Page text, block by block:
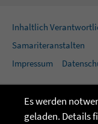
Inhaltlich
Samariteranstalten
Impressum
Es werden
geladen. Details